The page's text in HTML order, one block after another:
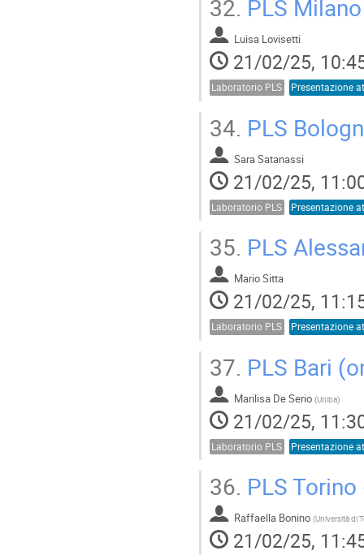
32. PLS
Luisa Lovisetti
21/02/25,
Laboratorio PLS
34. PLS
Sara Satanassi
21/02/25,
Laboratorio PLS
35. PLS
Mario Sitta
21/02/25,
Laboratorio PLS
37. PLS Bari
Marilisa De Serio (Uniba)
21/02/25,
Laboratorio PLS
36. PLS
Raffaella Bonino (Università di
21/02/25,